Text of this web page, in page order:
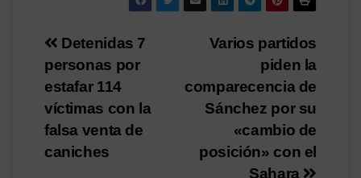
Navegación
de
entradas
Varios partidos
piden la
comparecencia de
Sánchez por su
«cambio de
posición» con el
Sahara
Detenidas 7
personas por
estafar 114
víctimas con la
falsa venta de
caniches